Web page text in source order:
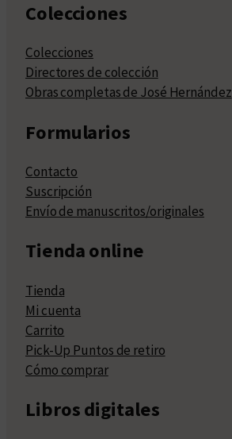
Colecciones
Colecciones
Directores de colección
Obras completas de José Hernández
Formularios
Contacto
Suscripción
Envío de manuscritos/originales
Tienda online
Tienda
Mi cuenta
Carrito
Pick-Up Puntos de retiro
Cómo comprar
Libros digitales